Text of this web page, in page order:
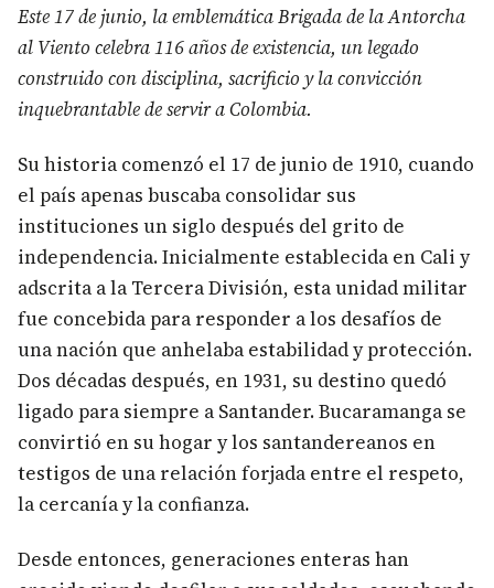
Este 17 de junio, la emblemática Brigada de la Antorcha
al Viento celebra 116 años de existencia, un legado
construido con disciplina, sacrificio y la convicción
inquebrantable de servir a Colombia.
Su historia comenzó el 17 de junio de 1910, cuando
el país apenas buscaba consolidar sus
instituciones un siglo después del grito de
independencia. Inicialmente establecida en Cali y
adscrita a la Tercera División, esta unidad militar
fue concebida para responder a los desafíos de
una nación que anhelaba estabilidad y protección.
Dos décadas después, en 1931, su destino quedó
ligado para siempre a Santander. Bucaramanga se
convirtió en su hogar y los santandereanos en
testigos de una relación forjada entre el respeto,
la cercanía y la confianza.
Desde entonces, generaciones enteras han